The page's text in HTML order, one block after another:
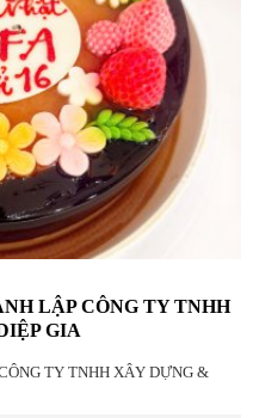
LẬP CÔNG TY TNHH
GIA
TY TNHH XÂY DỰNG &